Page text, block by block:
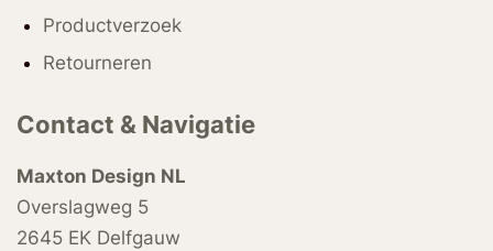
Productverzoek
Retourneren
Contact & Navigatie
Maxton Design NL
Overslagweg 5
2645 EK Delfgauw